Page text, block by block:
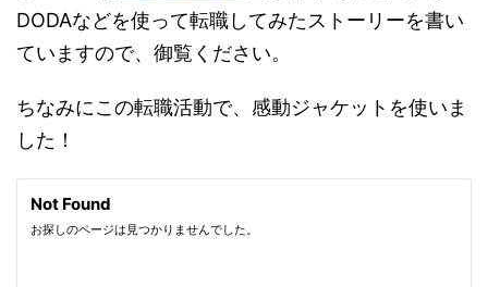
DODAなどを使って転職してみたストーリーを書い
ていますので、御覧ください。
ちなみにこの転職活動で、感動ジャケットを使いま
した！